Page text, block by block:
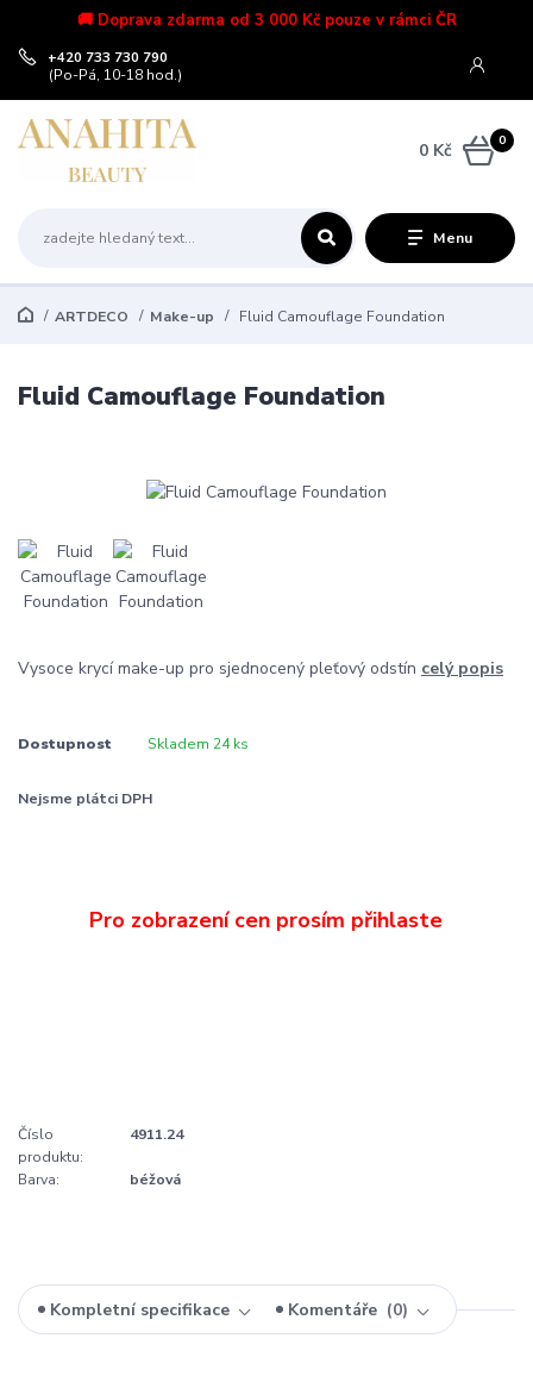
🚚 Doprava zdarma od 3 000 Kč pouze v rámci ČR
Menu
+420 733 730 790
(Po-Pá, 10-18 hod.)
0
0 Kč
ARTDECO Make-up Fluid Camouflage Foundation
Fluid Camouflage Foundation
Vysoce krycí make-up pro sjednocený pleťový odstín celý popis
Dostupnost Skladem 24 ks
Nejsme plátci DPH
Číslo
produktu:
4911.24
Barva: béžová
Kompletní specifikace Komentáře 0